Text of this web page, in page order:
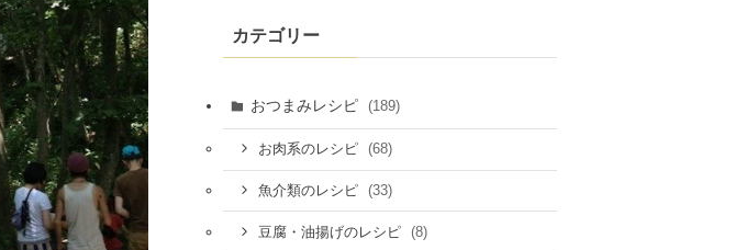
カテゴリー
おつまみレシピ (189)
お肉系のレシピ (68)
魚介類のレシピ (33)
豆腐・油揚げのレシピ (8)